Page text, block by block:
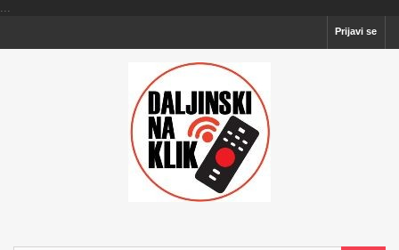
...
Prijavi se